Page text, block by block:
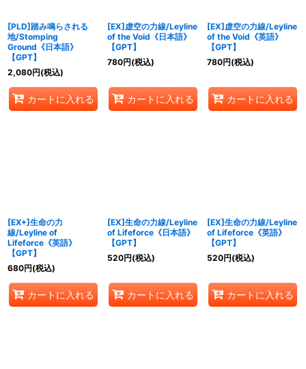
[PLD]踏み鳴らされる
地/Stomping
Ground《日本語》
【GPT】
2,080円(税込)
カートに入れる
[EX]虚空の力線/Leyline
of the Void《日本語》
【GPT】
780円(税込)
カートに入れる
[EX]虚空の力線/Leyline
of the Void《英語》
【GPT】
780円(税込)
カートに入れる
[EX+]生命の力
線/Leyline of
Lifeforce《英語》
【GPT】
680円(税込)
カートに入れる
[EX]生命の力線/Leyline
of Lifeforce《日本語》
【GPT】
520円(税込)
カートに入れる
[EX]生命の力線/Leyline
of Lifeforce《英語》
【GPT】
520円(税込)
カートに入れる